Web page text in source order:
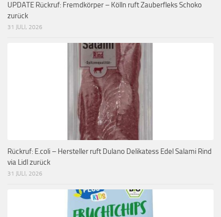
UPDATE Rückruf: Fremdkörper – Kölln ruft Zauberfleks Schoko
zurück
31 JULI, 2026
Rückruf: E.coli – Hersteller ruft Dulano Delikatess Edel Salami Rind
via Lidl zurück
31 JULI, 2026